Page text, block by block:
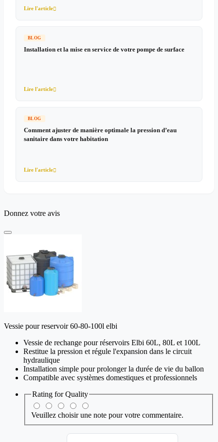
Lire l'article
BLOG
Installation et la mise en service de votre pompe de surface
Lire l'article
BLOG
Comment ajuster de manière optimale la pression d’eau
sanitaire dans votre habitation
Lire l'article
Donnez votre avis
Vessie pour reservoir 60-80-100l elbi
Vessie de rechange pour réservoirs Elbi 60L, 80L et 100L
Restitue la pression et régule l'expansion dans le circuit
hydraulique
Installation simple pour prolonger la durée de vie du ballon
Compatible avec systèmes domestiques et professionnels
Rating forQuality
Veuillez choisir une note pour votre commentaire.